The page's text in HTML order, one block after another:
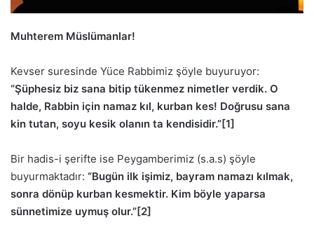
Muhterem Müslümanlar!
Kevser suresinde Yüce Rabbimiz şöyle buyuruyor:
“Şüphesiz biz sana bitip tükenmez nimetler verdik. O
halde, Rabbin için namaz kıl, kurban kes! Doğrusu sana
kin tutan, soyu kesik olanın ta kendisidir.”[1]
Bir hadis-i şerifte ise Peygamberimiz (s.a.s) şöyle
buyurmaktadır: “Bugün ilk işimiz, bayram namazı kılmak,
sonra dönüp kurban kesmektir. Kim böyle yaparsa
sünnetimize uymuş olur.”[2]